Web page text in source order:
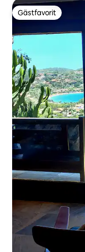
Gästfavorit
Gästfavorit